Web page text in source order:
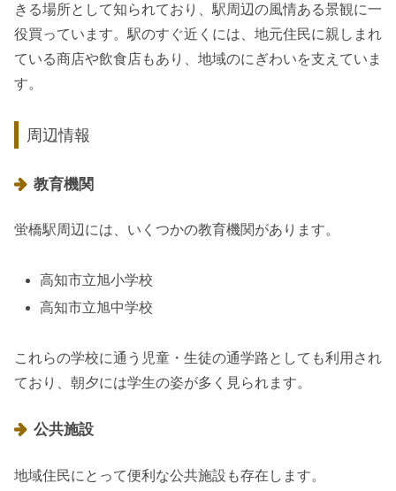
きる場所として知られており、駅周辺の風情ある景観に一
役買っています。駅のすぐ近くには、地元住民に親しまれ
ている商店や飲食店もあり、地域のにぎわいを支えていま
す。
周辺情報
教育機関
蛍橋駅周辺には、いくつかの教育機関があります。
高知市立旭小学校
高知市立旭中学校
これらの学校に通う児童・生徒の通学路としても利用され
ており、朝夕には学生の姿が多く見られます。
公共施設
地域住民にとって便利な公共施設も存在します。